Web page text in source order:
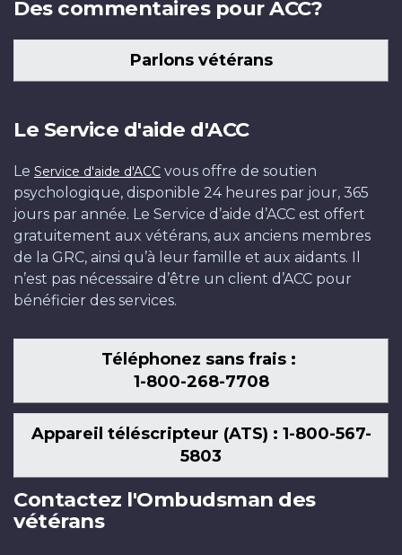
Des commentaires pour ACC?
Parlons vétérans
Le Service d'aide d'ACC
Le Service d'aide d'ACC vous offre de soutien
psychologique, disponible 24 heures par jour, 365
jours par année. Le Service d’aide d’ACC est offert
gratuitement aux vétérans, aux anciens membres
de la GRC, ainsi qu’à leur famille et aux aidants. Il
n’est pas nécessaire d’être un client d’ACC pour
bénéficier des services.
Téléphonez sans frais :
1-800-268-7708
Appareil téléscripteur (ATS) : 1-800-567-
5803
Contactez l'Ombudsman des
vétérans